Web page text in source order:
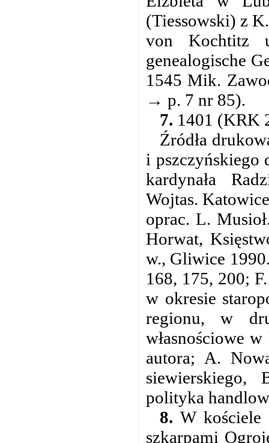
(Tiessowski) z
von Kochtitz
genealogische
1545 Mik.
→ p. 7 nr 85).
7. 1401 (KRK
Źródła
i pszczyńskiego
kardynała
Wojtas.
oprac. L.
Horwat,
w., Gliwice
168, 175, 200;
w okresie
regionu, w
własnościowe
autora; A.
polityka
8. W kościele
szkarpami